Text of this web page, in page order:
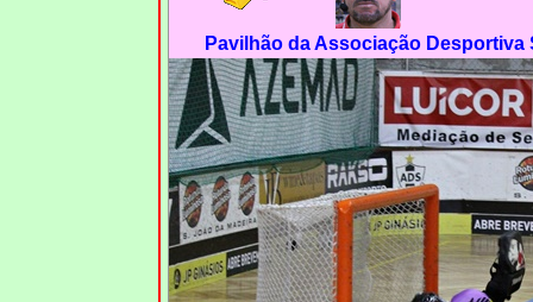
Pavilhão da Associação